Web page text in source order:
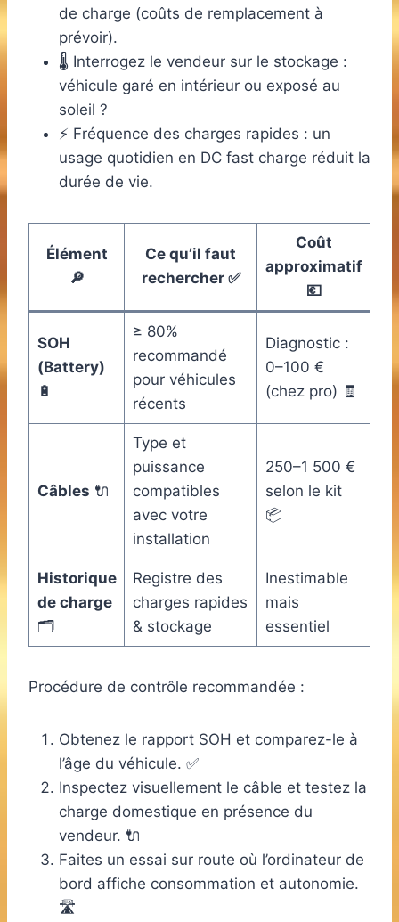
de charge (coûts de remplacement à
prévoir).
🌡️ Interrogez le vendeur sur le stockage :
véhicule garé en intérieur ou exposé au
soleil ?
⚡ Fréquence des charges rapides : un
usage quotidien en DC fast charge réduit la
durée de vie.
Élément
🔎
Ce qu’il faut
rechercher ✅
Coût
approximatif
💶
SOH
(Battery)
🔋
≥ 80%
recommandé
pour véhicules
récents
Diagnostic :
0–100 €
(chez pro) 🧾
Câbles 🔌
Type et
puissance
compatibles
avec votre
installation
250–1 500 €
selon le kit
📦
Historique
de charge
🗂️
Registre des
charges rapides
& stockage
Inestimable
mais
essentiel
Procédure de contrôle recommandée :
Obtenez le rapport SOH et comparez-le à
l’âge du véhicule. ✅
Inspectez visuellement le câble et testez la
charge domestique en présence du
vendeur. 🔌
Faites un essai sur route où l’ordinateur de
bord affiche consommation et autonomie.
🛣️